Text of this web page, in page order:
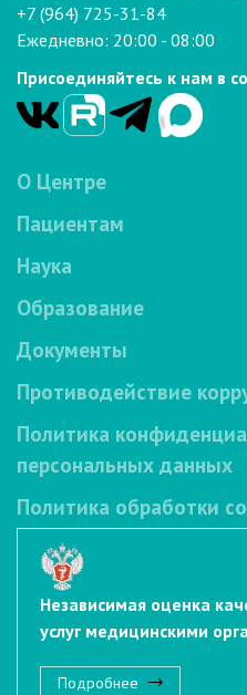
+7 (964) 725-31-84
Ежедневно: 20:00 - 08:00
Присоединяйтесь к нам в
О Центре
Пациентам
Наука
Образование
Документы
Противодействие
Политика
персональных данных
Политика обработки
Независимая оценка
услуг медицинскими
Подробнее